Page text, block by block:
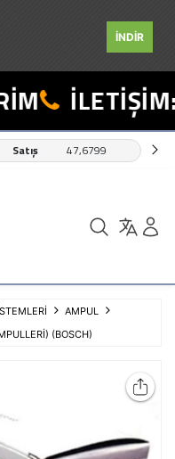
İNDİR
Satış 47,6799
AMPUL
(BOSCH)